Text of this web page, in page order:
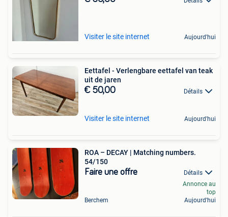
Visiter le site internet Aujourd'hui
Eettafel - Verlengbare eettafel van teak
uit de jaren
€ 50,00 Détails
Visiter le site internet Aujourd'hui
ROA – DECAY | Matching numbers.
54/150
Faire une offre Détails
Berchem
Annonce au
top
Aujourd'hui